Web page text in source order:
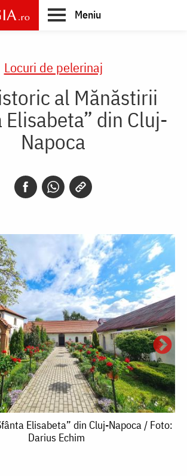
Meniu
Locuri de pelerinaj
al Mănăstirii
Elisabeta” din Cluj-
Napoca
Elisabeta” din Cluj-Napoca / Foto:
Darius Echim